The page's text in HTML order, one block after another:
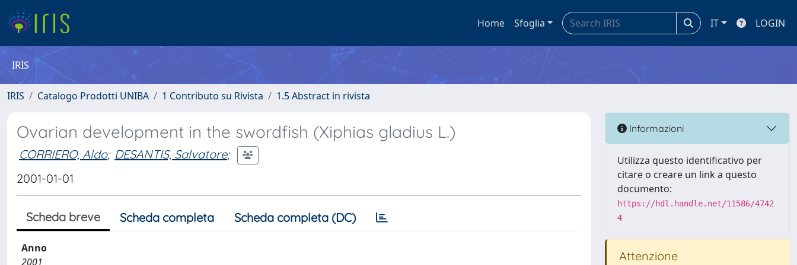
Home Sfoglia IT LOGIN
IRIS
IRIS Catalogo Prodotti UNIBA 1 Contributo su Rivista 1.5 Abstract in rivista
Ovarian development in the swordfish (Xiphias gladius L.)
CORRIERO, Aldo; DESANTIS, Salvatore;
2001-01-01
Scheda breve Scheda completa Scheda completa (DC)
Anno
2001
Informazioni
Utilizza questo identificativo per
citare o creare un link a questo
documento:
https://hdl.handle.net/11586/4742
4
Attenzione